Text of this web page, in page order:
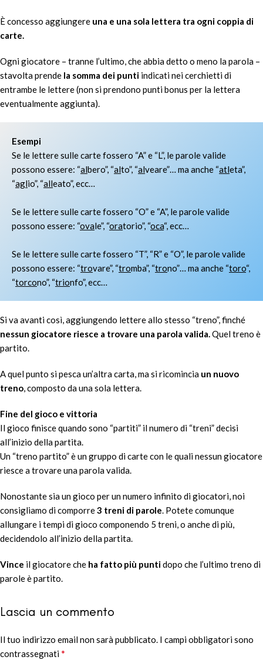
È concesso aggiungere una e una sola lettera tra ogni coppia di
carte.
Ogni giocatore – tranne l’ultimo, che abbia detto o meno la parola –
stavolta prende la somma dei punti indicati nei cerchietti di
entrambe le lettere (non si prendono punti bonus per la lettera
eventualmente aggiunta).
Esempi
Se le lettere sulle carte fossero “A” e “L”, le parole valide
possono essere: “albero”, “alto”, “alveare”… ma anche “atleta”,
“aglio”, “alleato”, ecc…
Se le lettere sulle carte fossero “O” e “A”, le parole valide
possono essere: “ovale”, “oratorio”, “oca“, ecc…
Se le lettere sulle carte fossero “T”, “R” e “O”, le parole valide
possono essere: “trovare”, “tromba”, “trono”… ma anche “toro“,
“torcono”, “trionfo”, ecc…
Si va avanti così, aggiungendo lettere allo stesso “treno”, finché
nessun giocatore riesce a trovare una parola valida.Quel treno è
partito.
A quel punto si pesca un’altra carta, ma si ricomincia un nuovo
treno, composto da una sola lettera.
Fine del gioco e vittoria
Il gioco finisce quando sono “partiti” il numero di “treni” decisi
all’inizio della partita.
Un “treno partito” è un gruppo di carte con le quali nessun giocatore
riesce a trovare una parola valida.
Nonostante sia un gioco per un numero infinito di giocatori, noi
consigliamo di comporre3 treni di parole. Potete comunque
allungare i tempi di gioco componendo 5 treni, o anche di più,
decidendolo all’inizio della partita.
Vince il giocatore che ha fatto più puntidopo che l’ultimo treno di
parole è partito.
Lascia un commento
Il tuo indirizzo email non sarà pubblicato. I campi obbligatori sono
contrassegnati*
Alternative: